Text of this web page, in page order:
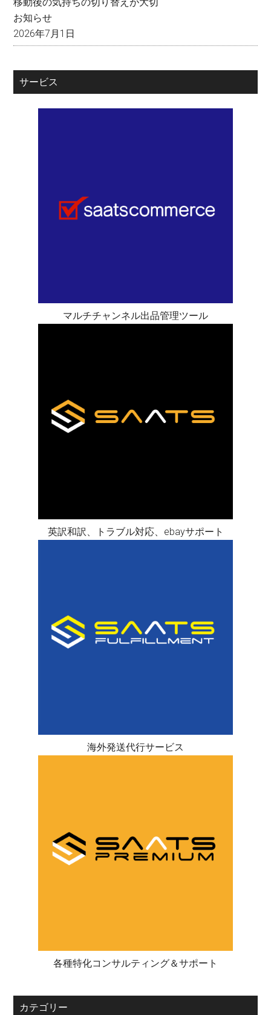
お知らせ
2026年7月1日
サービス
マルチチャンネル出品管理ツール
英訳和訳、トラブル対応、ebayサポート
海外発送代行サービス
各種特化コンサルティング＆サポート
カテゴリー